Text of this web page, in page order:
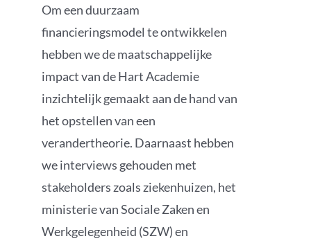
Om een duurzaam
financieringsmodel te ontwikkelen
hebben we de maatschappelijke
impact van de Hart Academie
inzichtelijk gemaakt aan de hand van
het opstellen van een
verandertheorie. Daarnaast hebben
we interviews gehouden met
stakeholders zoals ziekenhuizen, het
ministerie van Sociale Zaken en
Werkgelegenheid (SZW) en